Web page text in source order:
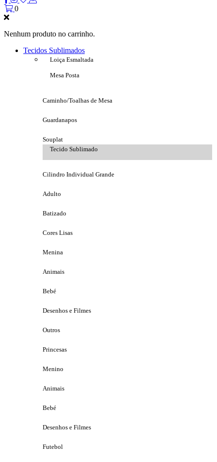
0
Nenhum produto no carrinho.
Tecidos Sublimados
Loiça Esmaltada
Mesa Posta
Caminho/Toalhas de Mesa
Guardanapos
Souplat
Tecido Sublimado
Cilindro Individual Grande
Adulto
Batizado
Cores Lisas
Menina
Animais
Bebé
Desenhos e Filmes
Outros
Princesas
Menino
Animais
Bebé
Desenhos e Filmes
Futebol